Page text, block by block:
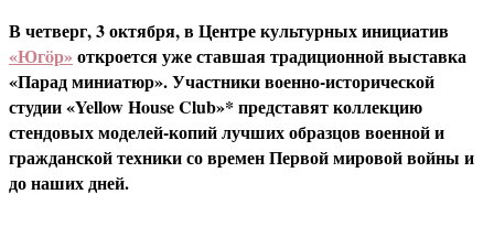
В четверг, 3 октября, в Центре культурных инициатив
«Югöр»откроется уже ставшая традиционной выставка
«Парад миниатюр». Участники военно-исторической
студии «Yellow House Club»* представят коллекцию
стендовых моделей-копий лучших образцов военной и
гражданской техники со времен Первой мировой войны и
до наших дней.